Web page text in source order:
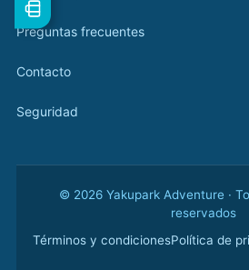
Preguntas frecuentes
Contacto
Seguridad
© 2026 Yakupark Adventure ·
reservados
Términos y condicionesPolítica de